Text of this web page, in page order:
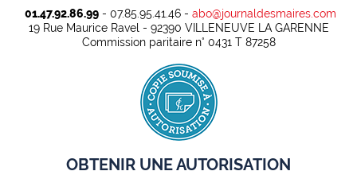
01.47.92.86.99- 07.85.95.41.46 - abo@journaldesmaires.com
19 Rue Maurice Ravel - 92390 VILLENEUVE LA GARENNE
Commission paritaire n° 0431 T 87258
OBTENIR UNE AUTORISATION